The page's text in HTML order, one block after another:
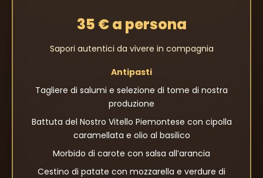
35 € a persona
Sapori autentici da vivere in compagnia
Antipasti
Tagliere di salumi e selezione di tome di nostra
produzione
Battuta del Nostro Vitello Piemontese con cipolla
caramellata e olio al basilico
Morbido di carote con salsa all’arancia
Cestino di patate con mozzarella e verdure di